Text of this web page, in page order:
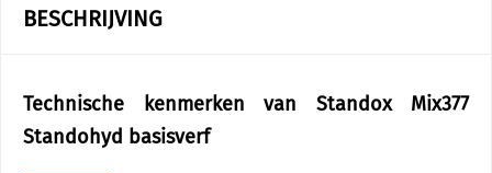
BESCHRIJVING
Technische kenmerken van Standox Mix377
Standohyd basisverf